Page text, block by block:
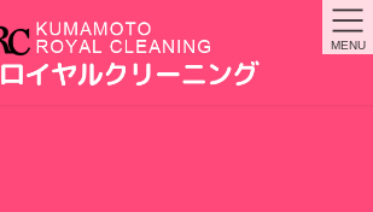
MENU